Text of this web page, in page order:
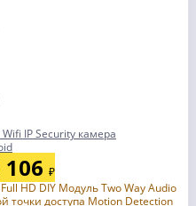
IP Security камера
106 ₽